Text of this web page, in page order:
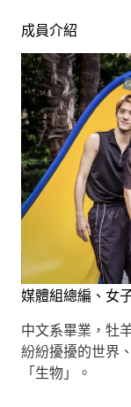
成員介紹
媒體組總編、女
中文系畢業，牡
紛紛擾擾的世界
「生物」。